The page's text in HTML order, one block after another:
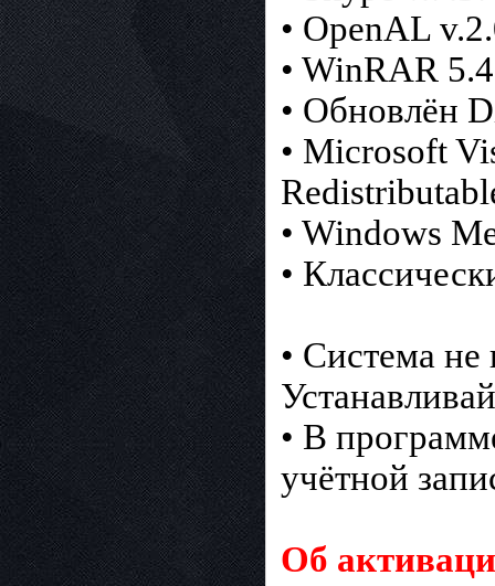
• OpenAL
• WinRAR
• Обновлён
• Microsoft
• Windows
•
• Система не
• В
учётной
Об